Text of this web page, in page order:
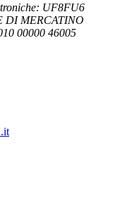
UF8FU6
DI MERCATINO
00000 46005